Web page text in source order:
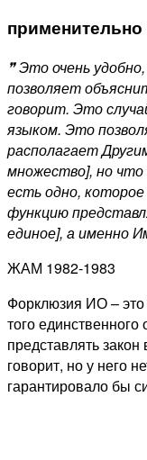
применительно
❞ Это очень
позволяет
говорит. Это
языком. Это
располагает
множество], но что
есть одно,
функцию
единое], а именно
ЖАМ 1982-1983
Форклюзия ИО – это
того
представлять
говорит, но у него
гарантировало бы